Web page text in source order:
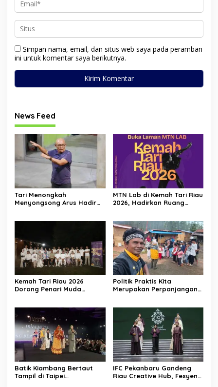
Simpan nama, email, dan situs web saya pada peramban
ini untuk komentar saya berikutnya.
News Feed
Tari Menongkah
Menyongsong Arus Hadir
MTN Lab di Kemah Tari Riau
2026, Hadirkan Ruang
Tari Muda Indonesia
Kemah Tari Riau 2026
Dorong Penari Muda
Politik Praktis Kita
Merupakan Perpanjangan
Batik Kiambang Bertaut
Tampil di Taipei
IFC Pekanbaru Gandeng
Riau Creative Hub, Fesyen